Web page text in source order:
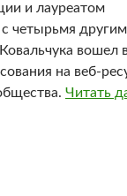
и лауреатом
четырьмя
вошел
на веб-
Читать